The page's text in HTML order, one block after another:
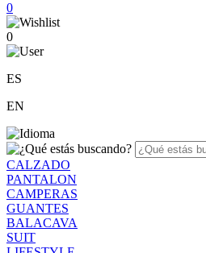
0
0
ES
EN
CALZADO
PANTALON
CAMPERAS
GUANTES
BALACAVA
SUIT